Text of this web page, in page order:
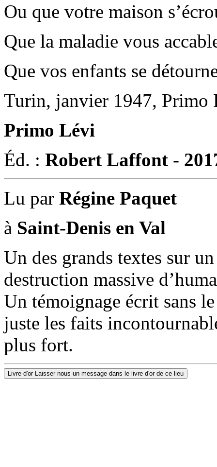
Ou que votre maison
Que la maladie vous
Que vos enfants se
Turin, janvier 1947, Primo
Primo Lévi
Éd. : Robert Laffont -
Lu par Régine Paquet
à Saint-Denis en Val
Un des grands textes sur
destruction massive
Un témoignage écrit sans
juste les faits
plus fort.
Livre d'or Laisser nous un message dans le livre d'or de ce lieu